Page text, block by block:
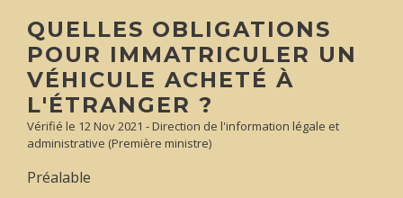
QUELLES OBLIGATIONS
POUR IMMATRICULER UN
VÉHICULE ACHETÉ À
L'ÉTRANGER ?
Vérifié le 12 Nov 2021 - Direction de l'information légale et
administrative (Première ministre)
Préalable